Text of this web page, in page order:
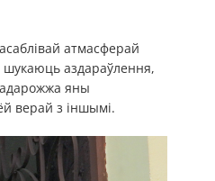
атмасферай
аздараўлення,
яны
верай з іншымі.